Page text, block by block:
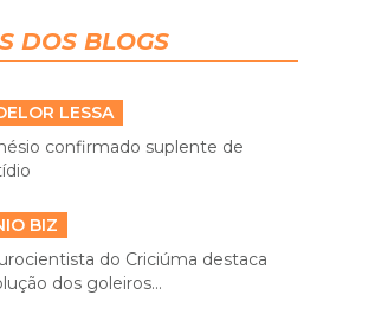
DOS BLOGS
LESSA
confirmado suplente de
BIZ
do Criciúma destaca
dos goleiros...